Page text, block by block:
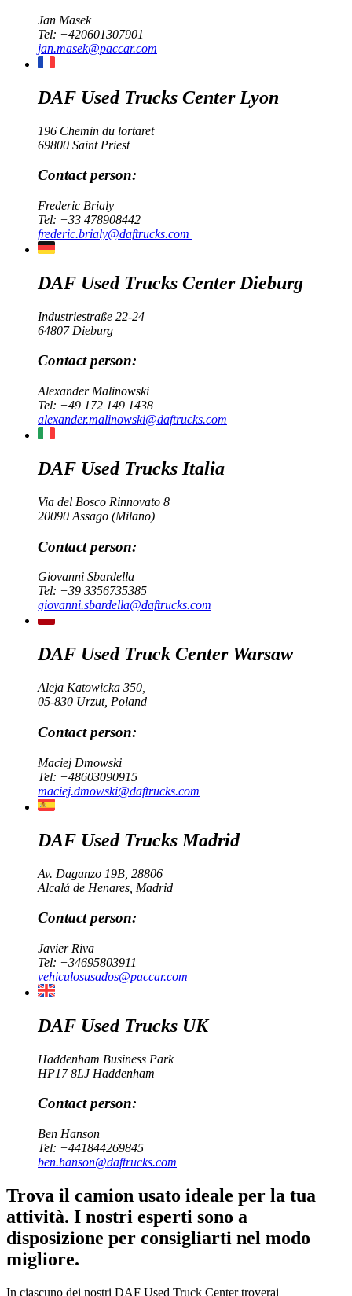
Jan Masek
Tel: +420601307901
jan.masek@paccar.com
DAF Used Trucks Center Lyon
196 Chemin du lortaret
69800 Saint Priest
Contact person:
Frederic Brialy
Tel: +33 478908442
frederic.brialy@daftrucks.com
DAF Used Trucks Center Dieburg
Industriestraße 22-24
64807 Dieburg
Contact person:
Alexander Malinowski
Tel: +49 172 149 1438
alexander.malinowski@daftrucks.com
DAF Used Trucks Italia
Via del Bosco Rinnovato 8
20090 Assago (Milano)
Contact person:
Giovanni Sbardella
Tel: +39 3356735385
giovanni.sbardella@daftrucks.com
DAF Used Truck Center Warsaw
Aleja Katowicka 350,
05-830 Urzut, Poland
Contact person:
Maciej Dmowski
Tel: +48603090915
maciej.dmowski@daftrucks.com
DAF Used Trucks Madrid
Av. Daganzo 19B, 28806
Alcalá de Henares, Madrid
Contact person:
Javier Riva
Tel: +34695803911
vehiculosusados@paccar.com
DAF Used Trucks UK
Haddenham Business Park
HP17 8LJ Haddenham
Contact person:
Ben Hanson
Tel: +441844269845
ben.hanson@daftrucks.com
Trova il camion usato ideale per la tua
attività. I nostri esperti sono a
disposizione per consigliarti nel modo
migliore.
In ciascuno dei nostri DAF Used Truck Center troverai